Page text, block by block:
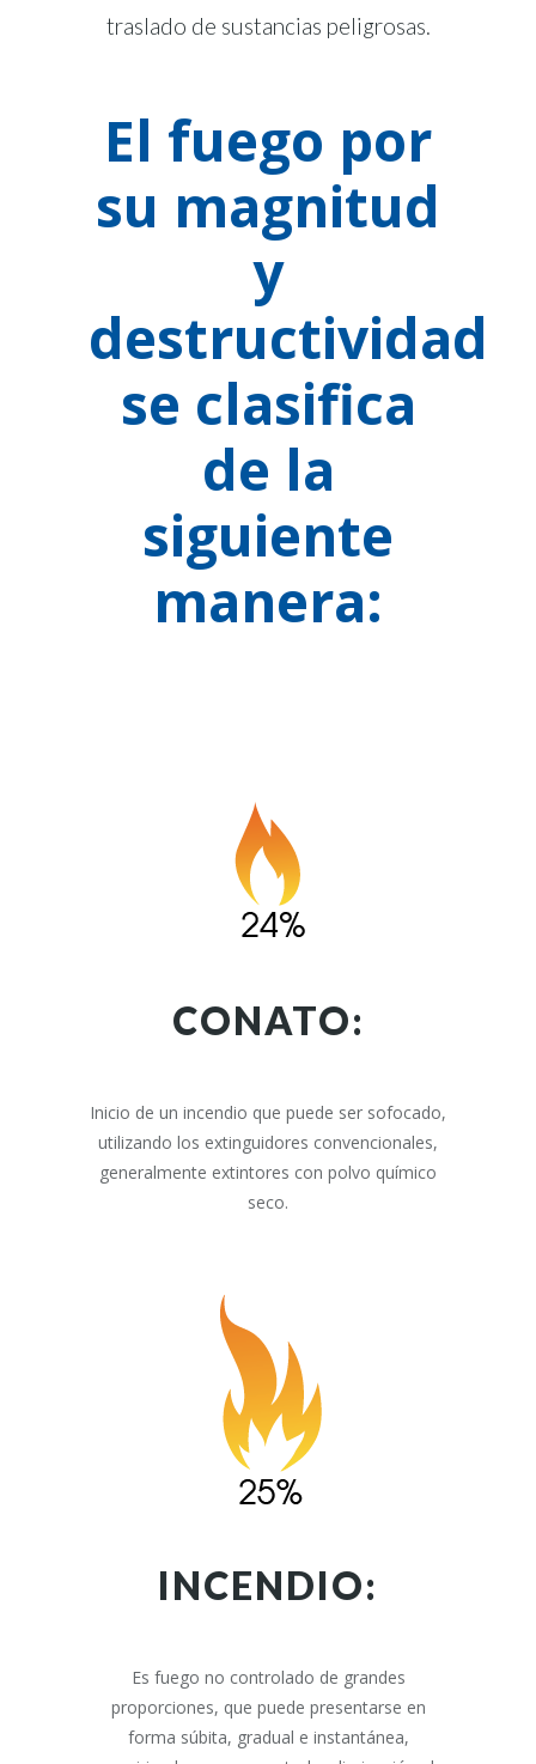
traslado de sustancias peligrosas.
El fuego por
su magnitud
y
destructividad
se clasifica
de la
siguiente
manera:
CONATO:
Inicio de un incendio que puede ser sofocado,
utilizando los extinguidores convencionales,
generalmente extintores con polvo químico
seco.
INCENDIO:
Es fuego no controlado de grandes
proporciones, que puede presentarse en
forma súbita, gradual e instantánea,